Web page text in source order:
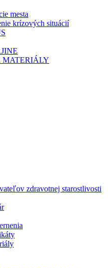
mesta
krízových situácií
MATERIÁLY
zdravotnej starostlivosti